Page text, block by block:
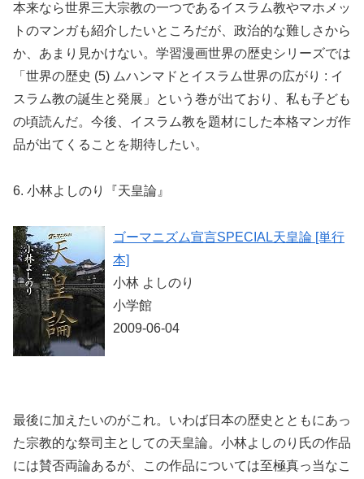
本来なら世界三大宗教の一つであるイスラム教やマホメッ
トのマンガも紹介したいところだが、政治的な難しさから
か、あまり見かけない。学習漫画世界の歴史シリーズでは
「世界の歴史 (5) ムハンマドとイスラム世界の広がり : イ
スラム教の誕生と発展」という巻が出ており、私も子ども
の頃読んだ。今後、イスラム教を題材にした本格マンガ作
品が出てくることを期待したい。
6. 小林よしのり『天皇論』
ゴーマニズム宣言SPECIAL天皇論 [単行
本]
小林 よしのり
小学館
2009-06-04
最後に加えたいのがこれ。いわば日本の歴史とともにあっ
た宗教的な祭司主としての天皇論。小林よしのり氏の作品
には賛否両論あるが、この作品については至極真っ当なこ